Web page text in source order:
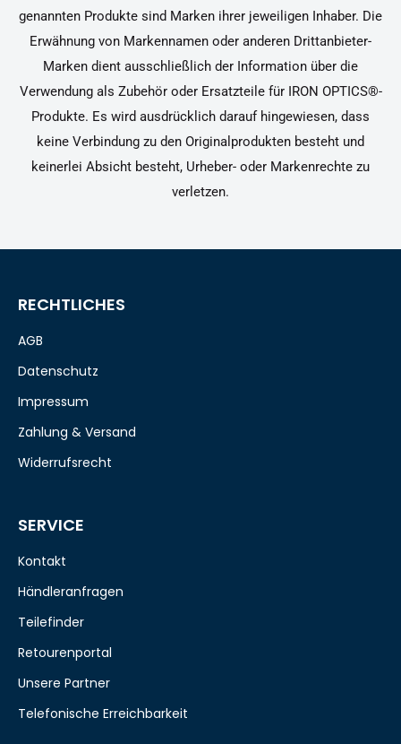
genannten Produkte sind Marken ihrer jeweiligen Inhaber. Die
Erwähnung von Markennamen oder anderen Drittanbieter-
Marken dient ausschließlich der Information über die
Verwendung als Zubehör oder Ersatzteile für IRON OPTICS®-
Produkte. Es wird ausdrücklich darauf hingewiesen, dass
keine Verbindung zu den Originalprodukten besteht und
keinerlei Absicht besteht, Urheber- oder Markenrechte zu
verletzen.
RECHTLICHES
AGB
Datenschutz
Impressum
Zahlung & Versand
Widerrufsrecht
SERVICE
Kontakt
Händleranfragen
Teilefinder
Retourenportal
Unsere Partner
Telefonische Erreichbarkeit